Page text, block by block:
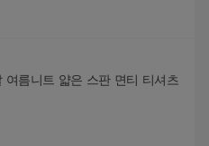
여름니트 얇은 스판 면티 티셔츠